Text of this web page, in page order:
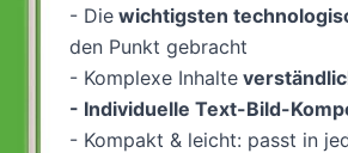
- Diewichtigsten
den Punkt gebracht
- Komplexe Inhalte
- Individuelle Text-Bild-
- Kompakt & leicht: passt in